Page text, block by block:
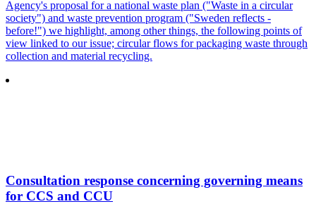
Agency's proposal for a national waste plan ("Waste in a circular
society") and waste prevention program ("Sweden reflects -
before!") we highlight, among other things, the following points of
view linked to our issue; circular flows for packaging waste through
collection and material recycling.
Consultation response concerning governing means
for CCS and CCU